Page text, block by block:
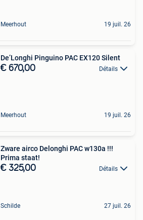
Meerhout 19 juil. 26
De’Longhi Pinguino PAC EX120 Silent
€ 670,00 Détails
Meerhout 19 juil. 26
Zware airco Delonghi PAC w130a !!!
Prima staat!
€ 325,00 Détails
Schilde 27 juil. 26